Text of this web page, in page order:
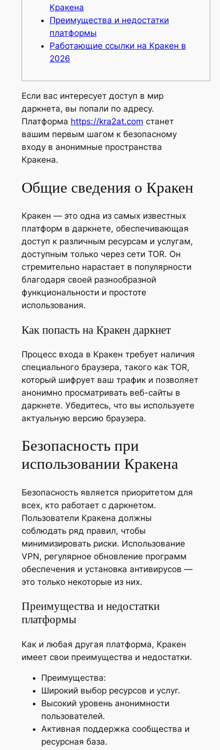
Кракена
Преимущества и недостатки
платформы
Работающие ссылки на Кракен в
2026
Если вас интересует доступ в мир
даркнета, вы попали по адресу.
Платформа https://kra2at.com станет
вашим первым шагом к безопасному
входу в анонимные пространства
Кракена.
Общие сведения о Кракен
Кракен — это одна из самых известных
платформ в даркнете, обеспечивающая
доступ к различным ресурсам и услугам,
доступным только через сети TOR. Он
стремительно нарастает в популярности
благодаря своей разнообразной
функциональности и простоте
использования.
Как попасть на Кракен даркнет
Процесс входа в Кракен требует наличия
специального браузера, такого как TOR,
который шифрует ваш трафик и позволяет
анонимно просматривать веб-сайты в
даркнете. Убедитесь, что вы используете
актуальную версию браузера.
Безопасность при
использовании Кракена
Безопасность является приоритетом для
всех, кто работает с даркнетом.
Пользователи Кракена должны
соблюдать ряд правил, чтобы
минимизировать риски. Использование
VPN, регулярное обновление программ
обеспечения и установка антивирусов —
это только некоторые из них.
Преимущества и недостатки
платформы
Как и любая другая платформа, Кракен
имеет свои преимущества и недостатки.
Преимущества:
Широкий выбор ресурсов и услуг.
Высокий уровень анонимности
пользователей.
Активная поддержка сообщества и
ресурсная база.